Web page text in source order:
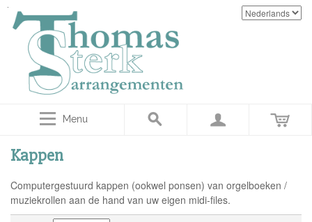
Menu
Kappen
Computergestuurd kappen (ookwel ponsen) van orgelboeken /
muziekrollen aan de hand van uw eigen midi-files.